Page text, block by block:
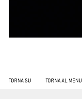
TORNA SU TORNA AL MENU